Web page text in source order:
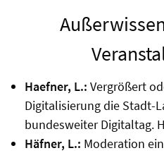
Haefner, L.: Vergrößert
Digitalisierung die Stadt-
bundesweiter Digitaltag.
Häfner, L.: Moderation